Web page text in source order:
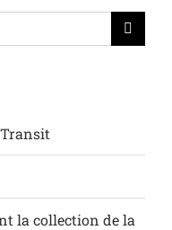
la collection de la